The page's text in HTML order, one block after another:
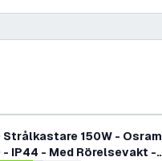
Strålkastare 150W - Osram
- IP44 - Med Rörelsevakt -